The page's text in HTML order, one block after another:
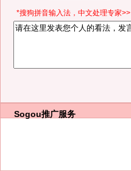
*搜狗拼音输入法，中文处理专家>>
Sogou推广服务